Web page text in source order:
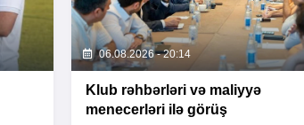
06.08.2026 - 20:14
Klub rəhbərləri və maliyyə
menecerləri ilə görüş